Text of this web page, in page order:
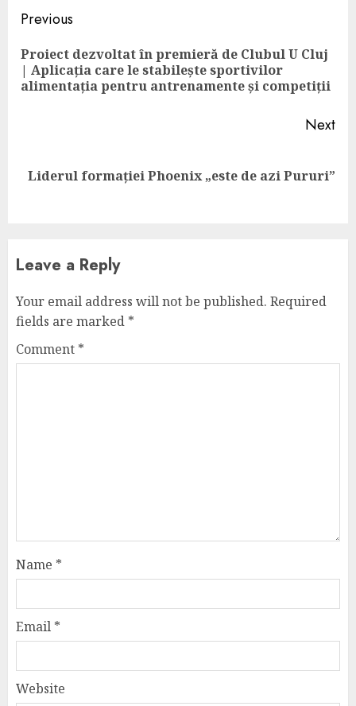
Continue
Reading
Previous
Proiect dezvoltat în premieră de Clubul U Cluj
| Aplicația care le stabilește sportivilor
alimentația pentru antrenamente și competiții
Next
Next
Liderul formației Phoenix „este de azi Pururi”
Leave a Reply
Your email address will not be published. Required
fields are marked *
Comment *
Name *
Email *
Website